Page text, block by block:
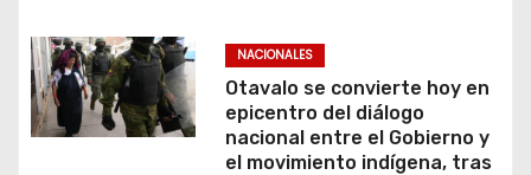
NACIONALES
Otavalo se convierte hoy en
epicentro del diálogo
nacional entre el Gobierno y
el movimiento indígena, tras